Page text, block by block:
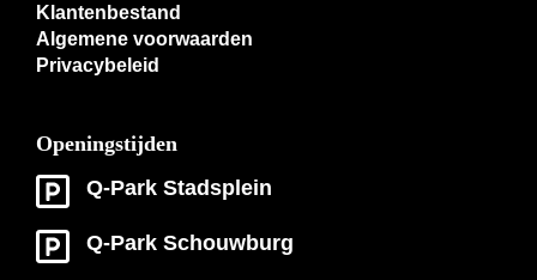
Klantenbestand
Algemene voorwaarden
Privacybeleid
Openingstijden
Q-Park Stadsplein
Q-Park Schouwburg